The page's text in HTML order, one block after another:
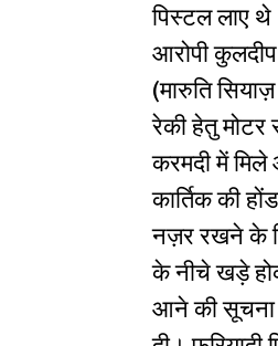
पिस्टल लाए थे
आरोपी
(मारुति
रेकी हेतु मोटर
करमदी में
कार्तिक की
नज़र रखने के
के नीचे खड़े
आने की सूचना